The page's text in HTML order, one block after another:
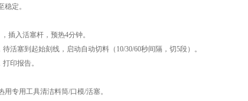
稳定。
插入活塞杆，预热4分钟。
待活塞到起始刻线，启动自动切料（10/30/60秒间隔，切5段）。
打印报告。
用专用工具清洁料筒/口模/活塞。